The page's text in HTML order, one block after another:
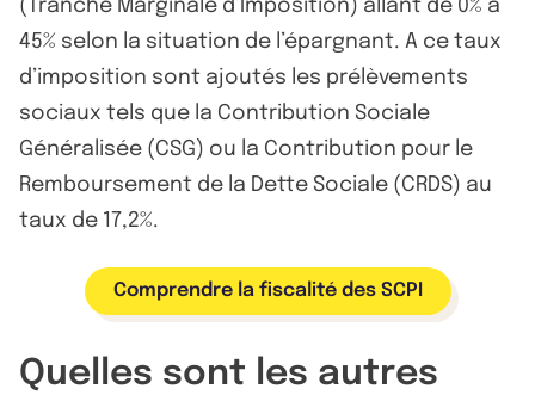
(Tranche Marginale d’Imposition) allant de 0% à
45% selon la situation de l’épargnant. A ce taux
d’imposition sont ajoutés les prélèvements
sociaux tels que la Contribution Sociale
Généralisée (CSG) ou la Contribution pour le
Remboursement de la Dette Sociale (CRDS) au
taux de 17,2%.
Comprendre la fiscalité des SCPI
Quelles sont les autres